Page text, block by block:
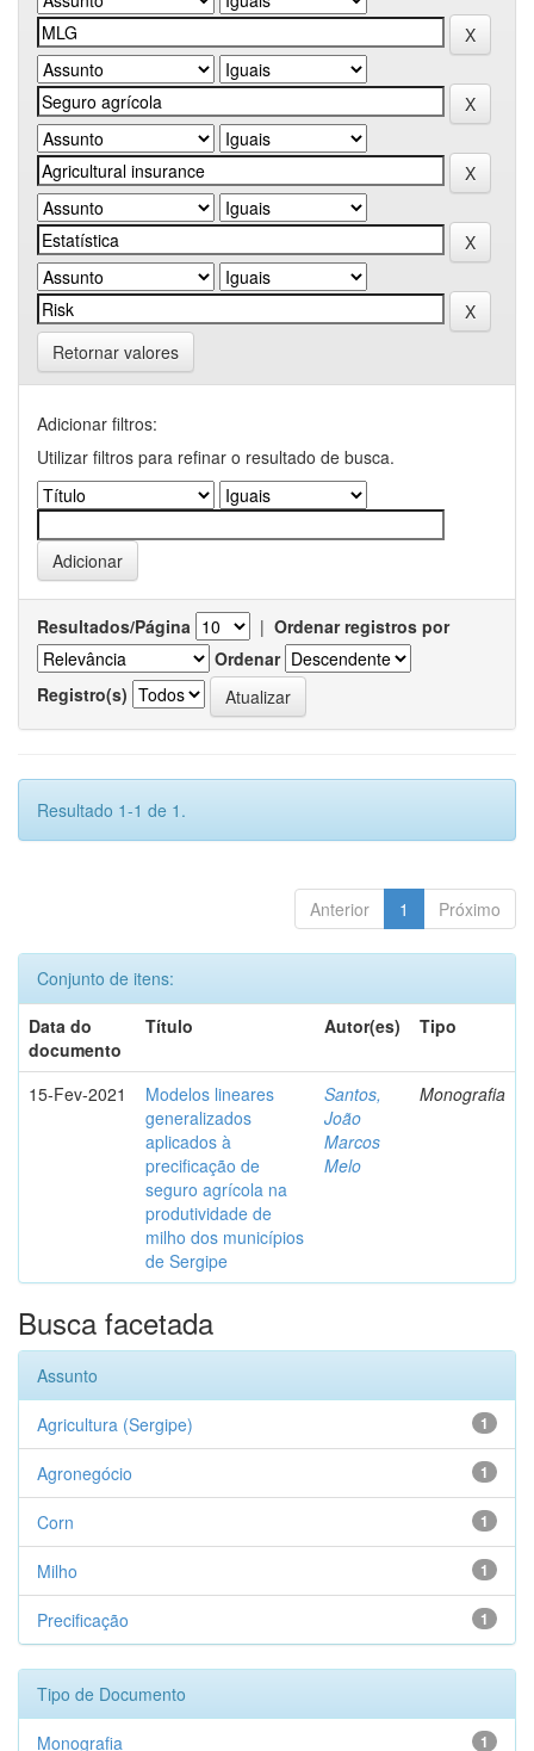
Retornar valores
Adicionar filtros:
Utilizar filtros para refinar o resultado de busca.
Resultados/Página | Ordenar registros por
Ordenar
Registro(s)
Resultado 1-1 de 1.
Anterior 1 Próximo
Conjunto de itens:
Data do
documento
Título Autor(es) Tipo
15-Fev-2021
Modelos lineares
generalizados
aplicados à
precificação de
seguro agrícola na
produtividade de
milho dos municípios
de Sergipe
Santos,
João
Marcos
Melo
Monografia
Busca facetada
Assunto
1
Agricultura (Sergipe)
1
Agronegócio
1
Corn
1
Milho
1
Precificação
Tipo de Documento
1
Monografia